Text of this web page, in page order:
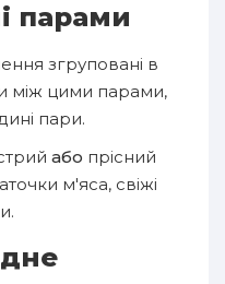
парами
згруповані в
між цими парами,
пари.
або прісний
м'яса, свіжі